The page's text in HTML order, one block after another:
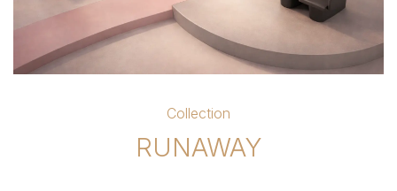
Collection
RUNAWAY